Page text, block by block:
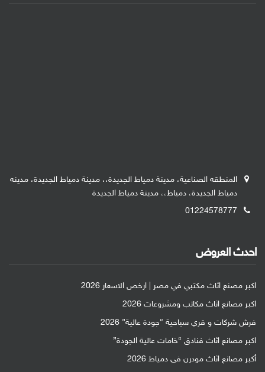
المنطقه الصناعية، مدينة دمياط الجديدة،، مدينة دمياط الجديدة، مدينه
دمياط الجديدة، دمياط،، مدينة دمياط الجديدة
01224578777
احدث العروض
اكبر مصنع اثاث مكتبي في مصر | ارخص الاسعار 2026
اكبر مصانع اثاث مكاتب ومشروعات 2026
فرش شركات و قري سياحية “جودة عالية” 2026
اكبر مصانع اثاث فنادق “خامات عالية الجودة”
أكبر مصانع اثاث مودرن فى دمياط 2026